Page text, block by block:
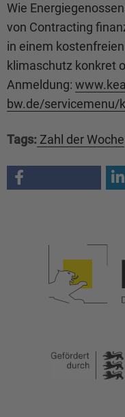
Wie
von Contracting
in einem
klimaschutz konkret
Anmeldung:
bw.de/servicemenu/
Tags: Zahl der Woche